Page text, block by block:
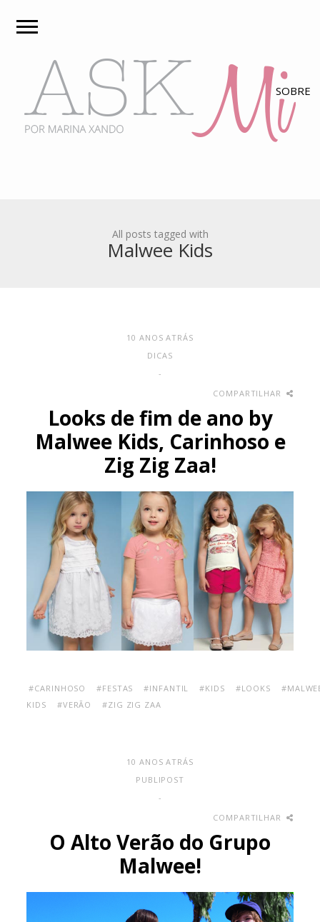
All posts tagged with
Malwee Kids
10 ANOS ATRÁS
DICAS
-
COMPARTILHAR
Looks de fim de ano by
Malwee Kids, Carinhoso e
Zig Zig Zaa!
#CARINHOSO #FESTAS #INFANTIL #KIDS #LOOKS
KIDS
#VERÃO #ZIG ZIG ZAA
10 ANOS ATRÁS
PUBLIPOST
-
COMPARTILHAR
O Alto Verão do Grupo
Malwee!